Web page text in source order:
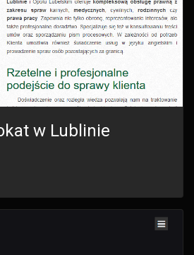
w Lublinie